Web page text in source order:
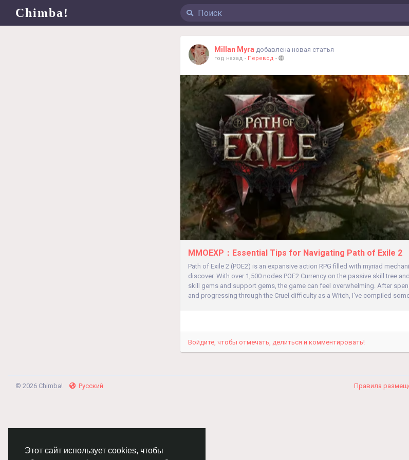
Этот сайт использует cookies, чтобы
Chimba!
Millan Myra добавлена новая статья
год назад - Перевод -
MMOEXP：Essential Tips for Navigating Path of Exile 2
Path of Exile 2 (POE2) is an expansive action RPG filled with myriad
discover. With over 1,500 nodes POE2 Currency on the passive skill tree
skill gems and support gems, the game can feel overwhelming. After
and progressing through the Cruel difficulty as a Witch, I've compiled
Войдите, чтобы отмечать, делиться и комментировать!
© 2026 Chimba! Русский Правила